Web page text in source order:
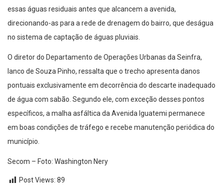
essas águas residuais antes que alcancem a avenida,
direcionando-as para a rede de drenagem do bairro, que deságua
no sistema de captação de águas pluviais.
O diretor do Departamento de Operações Urbanas da Seinfra,
Ianco de Souza Pinho, ressalta que o trecho apresenta danos
pontuais exclusivamente em decorrência do descarte inadequado
de água com sabão. Segundo ele, com exceção desses pontos
específicos, a malha asfáltica da Avenida Iguatemi permanece
em boas condições de tráfego e recebe manutenção periódica do
município.
Secom – Foto: Washington Nery
Post Views: 89